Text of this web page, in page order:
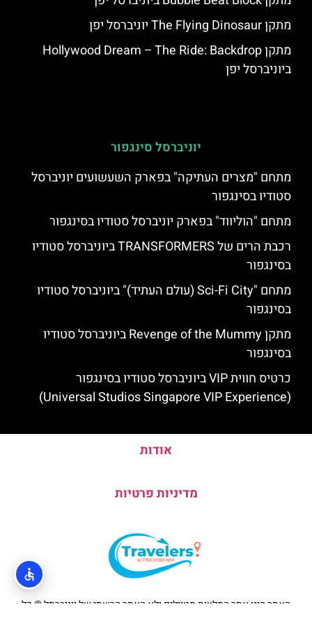
מתקן The Flying Dinosaur יוניברסל יפן
מתקן Hollywood Dream – The Ride: Backdrop
ביוניברסל יפן
יוניברסל סינגפור
מתחם "מצרים העתיקה" בפארק השעשועים יוניברסל
סטודיו בסינגפור
מתחם "הוליווד" בפארק יוניברסל סטודיו בסינגפור
רכבת הרים של TRANSFORMERS ביוניברסל סטודיו
בסינגפור
מתחם "Sci-Fi City (עולם העתיד)" ביוניברסל סטודיו
בסינגפור
מתקן Revenge of the Mummy ביוניברסל סטודיו
בסינגפור
כרטיס חווית VIP ביוניברסל סטודיו בסינגפור
(Universal Studios Singapore VIP Experience)
אודות
מדיניות פרטיות
האתר הינו אתר המלצות מטיילים ולא האתר הרשמי של יוניברסל © כל